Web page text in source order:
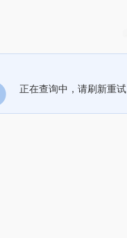
正在查询中，请刷新重试